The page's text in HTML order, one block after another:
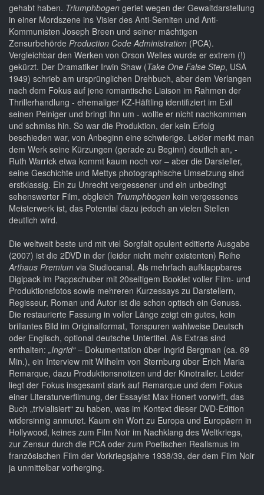
gehabt haben. Triumphbogen geriet wegen der Gewaltdarstellung
in einer Mordszene ins Visier des Anti-Semiten und Anti-
Kommunisten Joseph Breen und seiner mächtigen
Zensurbehörde Production Code Administration (PCA).
Vergleichbar den Werken von Orson Welles wurde er extrem (!)
gekürzt. Der Dramatiker Irwin Shaw (Take One False Step, USA
1949) schrieb am ursprünglichen Drehbuch, aber dem Verlangen
nach dem Fokus auf jene romantische Liaison im Rahmen der
Thrillerhandlung - ehemaliger KZ-Häftling identifiziert im Exil
seinen Peiniger und bringt ihn um - wollte er nicht nachkommen
und schmiss hin. So war die Produktion, der kein Erfolg
beschieden war, von Anbeginn eine schwierige. Leider merkt man
dem Werk seine Kürzungen (gerade zu Beginn) deutlich an, -
Ruth Warrick etwa kommt kaum noch vor – aber die Darsteller,
seine Geschichte und Mettys photographische Umsetzung sind
erstklassig. Ein zu Unrecht vergessener und ein unbedingt
sehenswerter Film, obgleich Triumphbogen kein vergessenes
Meisterwerk ist, das Potential dazu jedoch an vielen Stellen
deutlich wird.
Die weltweit beste und mit viel Sorgfalt opulent editierte Ausgabe
(2007) ist die 2DVD in der (leider nicht mehr existenten) Reihe
Arthaus Premium via Studiocanal. Als mehrfach aufklappbares
Digipack im Pappschuber mit 20seitigem Booklet voller Film- und
Produktionsfotos sowie mehreren Kurzessays zu Darstellern,
Regisseur, Roman und Autor ist die schon optisch ein Genuss.
Die restaurierte Fassung in voller Länge zeigt ein gutes, kein
brillantes Bild im Originalformat, Tonspuren wahlweise Deutsch
oder Englisch, optional deutsche Untertitel. Als Extras sind
enthalten: „Ingrid“– Dokumentation über Ingrid Bergman (ca. 69
Min.), ein Interview mit Wilhelm von Sternburg über Erich Maria
Remarque, dazu Produktionsnotizen und der Kinotrailer. Leider
liegt der Fokus insgesamt stark auf Remarque und dem Fokus
einer Literaturverfilmung, der Essayist Max Honert vorwirft, das
Buch „trivialisiert“ zu haben, was im Kontext dieser DVD-Edition
widersinnig anmutet. Kaum ein Wort zu Europa und Europäern in
Hollywood, keines zum Film Noir im Nachklang des Weltkriegs,
zur Zensur durch die PCA oder zum Poetischen Realismus im
französischen Film der Vorkriegsjahre 1938/39, der dem Film Noir
ja unmittelbar vorherging.